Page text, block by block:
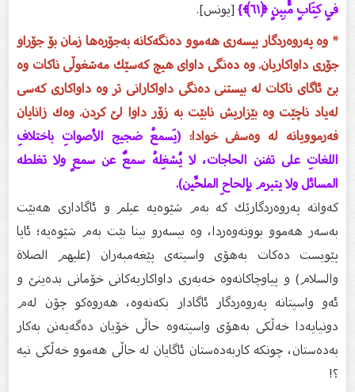
فِي كِتَابٍ مُّبِينٍ ﴿٦١﴾}
[یونس].
* وە پەروەردگار بیسەری هەموو دەنگەكانە بەجۆرەها زمان بۆ جۆراو
جۆری داواكاریان. وە دەنگی داوای هیچ كەسێك مەشغوڵی ناكات وە
بێ‌ ئاگای ناكات لە بیستنی دەنگی داواكارانی تر وە داواكاری كەسی
لەیاد ناچێت وە بێزاریش نابێت بە زۆر داوا لێ‌ كردن. وەك زانایان
فەرموویانە لە وەسفی خوادا:(يَسمعُ ضجيج الأصواتِ باختلافِ
اللغاتِ على تفنن الحاجات، لا يُشغِلهُ سمعٌ عن سمعٍ ولا تغلطه
المسائل ولا يتبرم بإلحاحِ الملحِّين).
كەواتە پەروەردگارێك كە بەم شێوەیە عیلم و ئاگاداری هەبێت
بەسەر هەموو بوونەوەردا، وە بیسەرو بینا بێت بەم شێوەیە؛ ئایا
پێویست دەكات بەهۆی واسیتەی پێغەمبەران (عليهم الصلاة
والسلام) و پیاوچاكانەوە خەبەری داواكاریەكانی خۆمانی بدەینێ‌ و
ئەو واسیتانە پەروەردگار ئاگادار بكەنەوە، هەروەكو چۆن لەم
دونیایەدا خەڵكی بەهۆی واسیتەوە حاڵی خۆیان دەگەیەنن بەكار
بەدەستان، چونكە كاربەدەستان ئاگایان لە حاڵی هەموو خەڵكی نیە